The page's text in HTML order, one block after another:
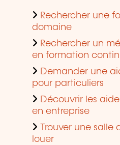
Rechercher une
domaine
Rechercher un
en formation
Demander une
pour particuliers
Découvrir les
en entreprise
Trouver une
louer